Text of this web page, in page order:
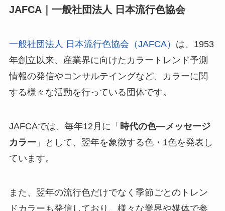
JAFCA｜一般社団法人 日本流行色協会
一般社団法人 日本流行色協会（JAFCA） は、1953
年創立以来、産業界に向けたカラートレンド予測
情報の発信やコンサルテイングなど、カラーに関
する様々な活動を行っている団体です。
JAFCAでは、毎年12月に「 時代の色—メッセージ
カラー 」として、翌年を象徴する色・1色を発表し
ています。
また、翌年の流行色だけでなく季節ごとのトレン
ドカラーも発信しており、様々な業界や媒体で参